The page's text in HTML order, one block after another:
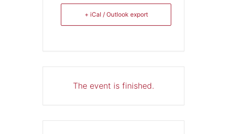
+ iCal / Outlook export
The event is finished.